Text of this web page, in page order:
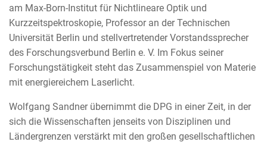
am Max-Born-Institut für Nichtlineare Optik und
Kurzzeitspektroskopie, Professor an der Technischen
Universität Berlin und stellvertretender Vorstandssprecher
des Forschungsverbund Berlin e. V. Im Fokus seiner
Forschungstätigkeit steht das Zusammenspiel von Materie
mit energiereichem Laserlicht.
Wolfgang Sandner übernimmt die DPG in einer Zeit, in der
sich die Wissenschaften jenseits von Disziplinen und
Ländergrenzen verstärkt mit den großen gesellschaftlichen